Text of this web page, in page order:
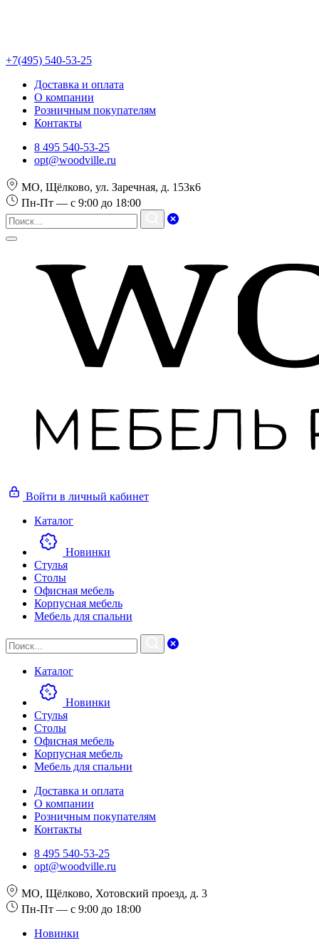
+7(495) 540-53-25
Доставка и оплата
О компании
Розничным покупателям
Контакты
8 495 540-53-25
opt@woodville.ru
МО, Щёлково, ул. Заречная, д. 153к6
Пн-Пт — с 9:00 до 18:00
Войти в личный кабинет
Каталог
Новинки
Стулья
Столы
Офисная мебель
Корпусная мебель
Мебель для спальни
Каталог
Новинки
Стулья
Столы
Офисная мебель
Корпусная мебель
Мебель для спальни
Доставка и оплата
О компании
Розничным покупателям
Контакты
8 495 540-53-25
opt@woodville.ru
МО, Щёлково, Хотовский проезд, д. 3
Пн-Пт — с 9:00 до 18:00
Новинки